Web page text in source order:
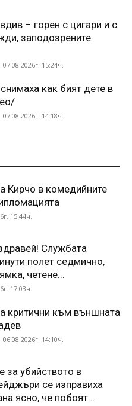
– горен с цигари и с
заподозрените
07.08.2026г. 15:24ч.
как бият дете в
07.08.2026г. 14:18ч.
Кирчо в комедийните
15:44ч.
Службата
полет седмично,
четене...
17:03ч.
критични към външната
06.08.2026г. 14:10ч.
за убийството в
се изправиха
ясно, че побоят...